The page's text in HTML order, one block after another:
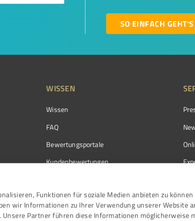
Funktionen für soziale Medien anbieten zu können
wir Informationen zu Ihrer Verwendung unserer Website
Partner führen diese Informationen möglicherweise
SO EINFACH GEHT'S
WISSEN
Wissen
FAQ
Bewertungsportale
Kundenbewertungen
Bewertungs­richtlinien
Events